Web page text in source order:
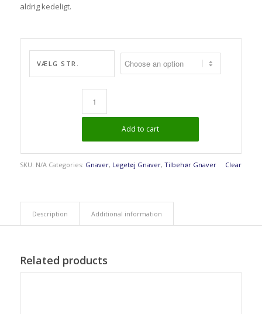
aldrig kedeligt.
VÆLG STR.
Clear
Add to cart
SKU: N/A Categories: Gnaver, Legetøj Gnaver, Tilbehør Gnaver
Description Additional information
Related products